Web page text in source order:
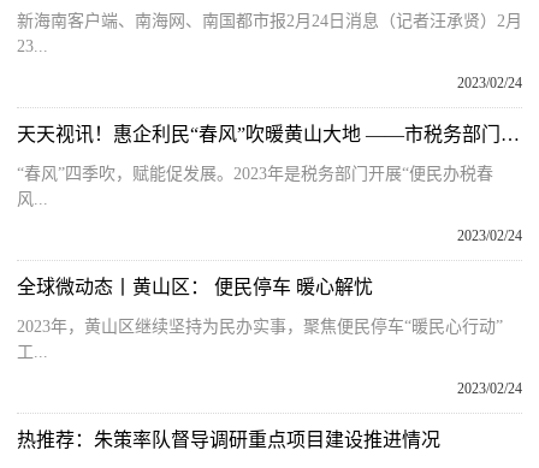
新海南客户端、南海网、南国都市报2月24日消息（记者汪承贤）2月
23...
2023/02/24
天天视讯！惠企利民“春风”吹暖黄山大地 ——市税务部门持续开展“便民办税春风行动”（上）
“春风”四季吹，赋能促发展。2023年是税务部门开展“便民办税春
风...
2023/02/24
全球微动态丨黄山区： 便民停车 暖心解忧
2023年，黄山区继续坚持为民办实事，聚焦便民停车“暖民心行动”
工...
2023/02/24
热推荐：朱策率队督导调研重点项目建设推进情况